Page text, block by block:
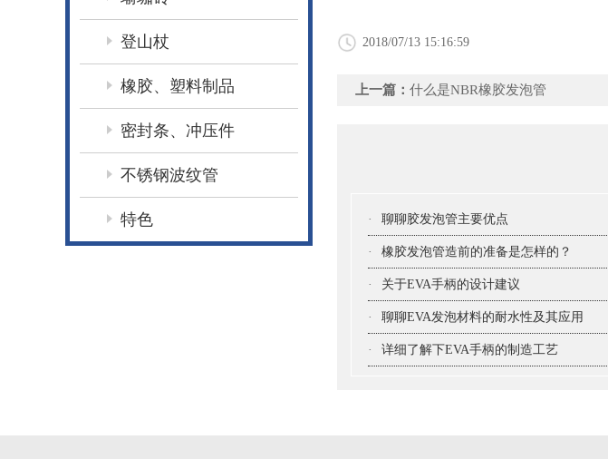
登山杖
橡胶、塑料制品
密封条、冲压件
不锈钢波纹管
特色
2018/07/13 15:16:59
上一篇： 什么是NBR橡胶发泡管
· 聊聊胶发泡管主要优点
· 橡胶发泡管造前的准备是怎样的？
· 关于EVA手柄的设计建议
· 聊聊EVA发泡材料的耐水性及其应用
· 详细了解下EVA手柄的制造工艺